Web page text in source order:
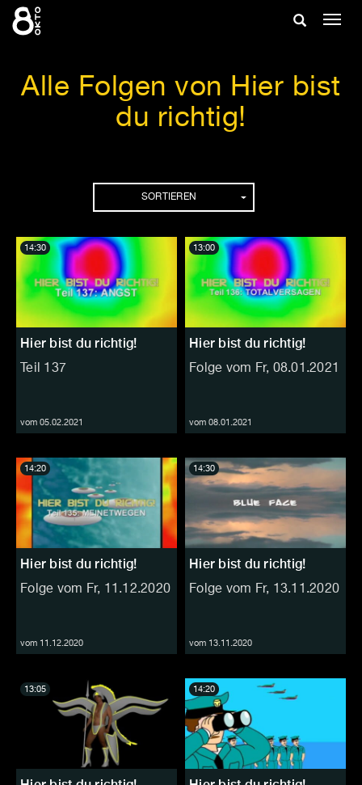
Zum
Inhalt
Suche
Alle Folgen von Hier bist
du richtig!
SORTIEREN
Hier bist du richtig!
Teil 137
vom 05.02.2021
14:30
Hier bist du richtig!
Folge vom Fr, 08.01.2021
vom 08.01.2021
13:00
Hier bist du richtig!
Folge vom Fr, 11.12.2020
vom 11.12.2020
14:20
Hier bist du richtig!
Folge vom Fr, 13.11.2020
vom 13.11.2020
14:30
13:05 14:20